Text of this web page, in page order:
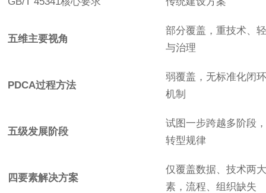
五维主要视角
部分覆盖，重技术、
与治理
PDCA过程方法
弱覆盖，无标准化闭
机制
五级发展阶段
试图一步跨越多阶段
转型规律
四要素解决方案
仅覆盖数据、技术两
素，流程、组织缺失